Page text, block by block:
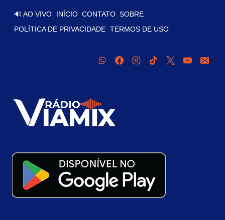
🔊 AO VIVO INÍCIO CONTATO SOBRE
POLÍTICA DE PRIVACIDADE TERMOS DE USO